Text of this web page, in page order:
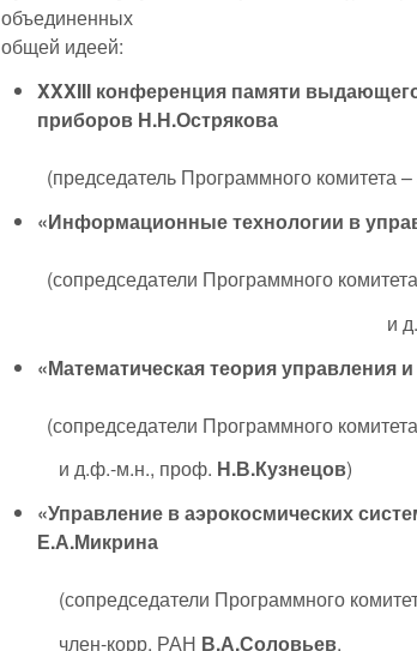
объединенных
общей идеей:
XXXIII конференция памяти
приборов Н.Н.Острякова
(председатель Программного комитета
«Информационные технологии в
(сопредседатели Программного
и
«Математическая теория управления
(сопредседатели Программного
и д.ф.-м.н., проф. Н.В.Кузнецов)
«Управление в аэрокосмических
Е.А.Микрина
(сопредседатели Программного
член-корр. РАН В.А.Соловьев,